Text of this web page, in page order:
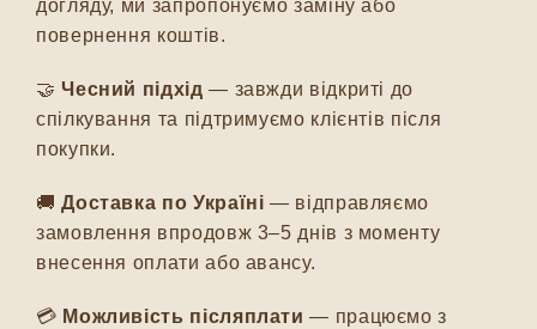
догляду, ми запропонуємо заміну або
повернення коштів.
🤝Чесний підхід — завжди відкриті до
спілкування та підтримуємо клієнтів після
покупки.
🚚Доставка по Україні — відправляємо
замовлення впродовж 3–5 днів з моменту
внесення оплати або авансу.
💳 Можливість післяплати — працюємо з